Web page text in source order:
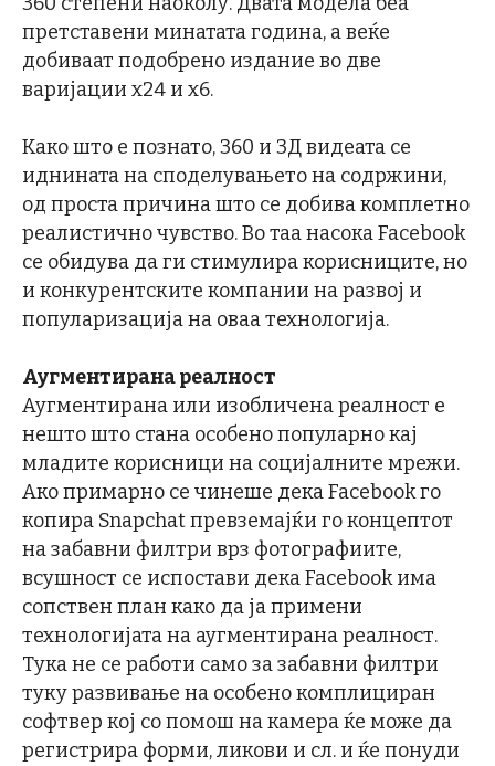
претставени минатата година, а веќе
добиваат подобрено издание во две
варијации х24 и х6.
Како што е познато, 360 и 3Д видеата се
иднината на споделувањето на содржини,
од проста причина што се добива комплетно
реалистично чувство. Во таа насока Facebook
се обидува да ги стимулира корисниците, но
и конкурентските компании на развој и
популаризација на оваа технологија.
Аугментирана реалност
Аугментирана или изобличена реалност е
нешто што стана особено популарно кај
младите корисници на социјалните мрежи.
Ако примарно се чинеше дека Facebook го
копира Snapchat превземајќи го концептот
на забавни филтри врз фотографиите,
всушност се испостави дека Facebook има
сопствен план како да ја примени
технологијата на аугментирана реалност.
Тука не се работи само за забавни филтри
туку развивање на особено комплициран
софтвер кој со помош на камера ќе може да
регистрира форми, ликови и сл. и ќе понуди